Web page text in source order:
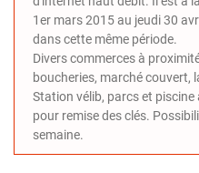
1er mars 2015 au jeudi 30
dans cette même période.
Divers commerces à
boucheries, marché couvert,
Station vélib, parcs et
pour remise des clés.
semaine.